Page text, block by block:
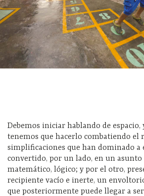
Debemos iniciar hablando de espacio,
tenemos que hacerlo combatiendo el
simplificaciones que han dominado a
convertido, por un lado, en un asunto
matemático, lógico; y por el otro,
recipiente vacío e inerte, un
que posteriormente puede llegar a